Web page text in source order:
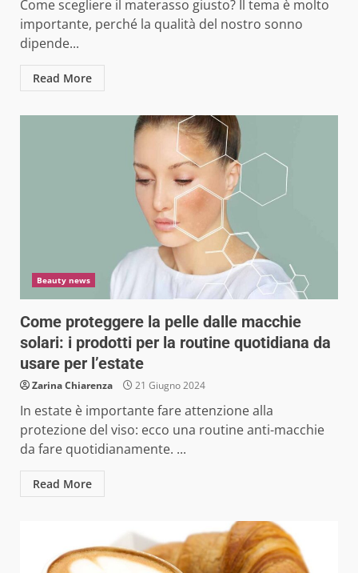
Come scegliere il materasso giusto? Il tema è molto
importante, perché la qualità del nostro sonno
dipende...
Read More
Beauty news
Come proteggere la pelle dalle macchie
solari: i prodotti per la routine quotidiana da
usare per l’estate
Zarina Chiarenza 21 Giugno 2024
In estate è importante fare attenzione alla
protezione del viso: ecco una routine anti-macchie
da fare quotidianamente. ...
Read More